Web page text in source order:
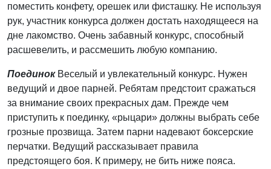
поместить конфету, орешек или фисташку. Не используя
рук, участник конкурса должен достать находящееся на
дне лакомство. Очень забавный конкурс, способный
расшевелить, и рассмешить любую компанию.
ПоединокВеселый и увлекательный конкурс. Нужен
ведущий и двое парней. Ребятам предстоит сражаться
за внимание своих прекрасных дам. Прежде чем
приступить к поединку, «рыцари» должны выбрать себе
грозные прозвища. Затем парни надевают боксерские
перчатки. Ведущий рассказывает правила
предстоящего боя. К примеру, не бить ниже пояса.